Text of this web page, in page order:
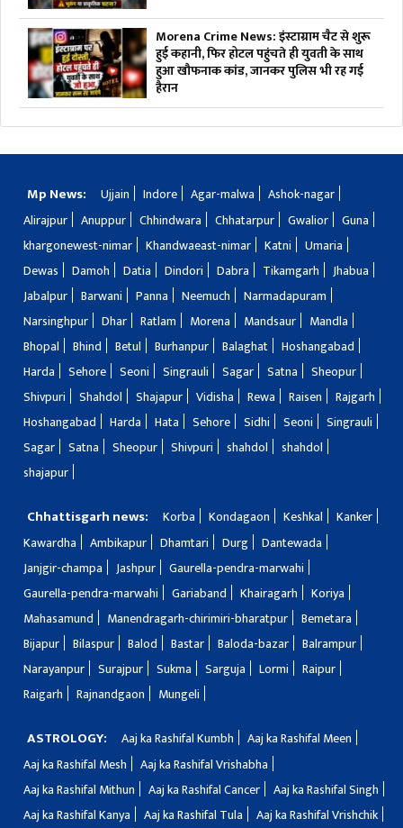
Morena Crime News: इंस्टाग्राम चैट से शुरू
हुई कहानी, फिर होटल पहुंचते ही युवती के साथ
हुआ खौफनाक कांड, जानकर पुलिस भी रह गई
हैरान
Mp News: Ujjain Indore Agar-malwa
Ashok-nagar
Alirajpur
Anuppur Chhindwara Chhatarpur Gwalior
Guna
khargonewest-nimar
Khandwaeast-nimar Katni
Umaria
Dewas
Damoh Datia Dindori Dabra Tikamgarh
Jhabua
Jabalpur
Barwani Panna Neemuch
Narmadapuram
Narsinghpur
Dhar Ratlam Morena Mandsaur
Mandla
Bhopal
Bhind Betul Burhanpur Balaghat
Hoshangabad
Harda
Sehore Seoni Singrauli Sagar Satna
Sheopur
Shivpuri
Shahdol Shajapur Vidisha Rewa Raisen
Rajgarh
Hoshangabad
Harda Hata Sehore Sidhi Seoni
Singrauli
Sagar
Satna Sheopur Shivpuri shahdol
shahdol
shajapur
Chhattisgarh news: Korba Kondagaon Keshkal
Kanker
Kawardha
Ambikapur Dhamtari Durg
Dantewada
Janjgir-champa
Jashpur
Gaurella-pendra-marwahi
Gaurella-pendra-marwahi
Gariaband Khairagarh
Koriya
Mahasamund
Manendragarh-chirimiri-bharatpur
Bemetara
Bijapur
Bilaspur Balod Bastar Baloda-bazar
Balrampur
Narayanpur
Surajpur Sukma Sarguja Lormi
Raipur
Raigarh
Rajnandgaon Mungeli
ASTROLOGY: Aaj ka Rashifal Kumbh
Aaj ka Rashifal Meen
Aaj ka Rashifal Mesh
Aaj ka Rashifal Vrishabha
Aaj ka Rashifal Mithun
Aaj ka Rashifal Cancer
Aaj ka Rashifal Singh
Aaj ka Rashifal Kanya
Aaj ka Rashifal Tula
Aaj ka Rashifal Vrishchik